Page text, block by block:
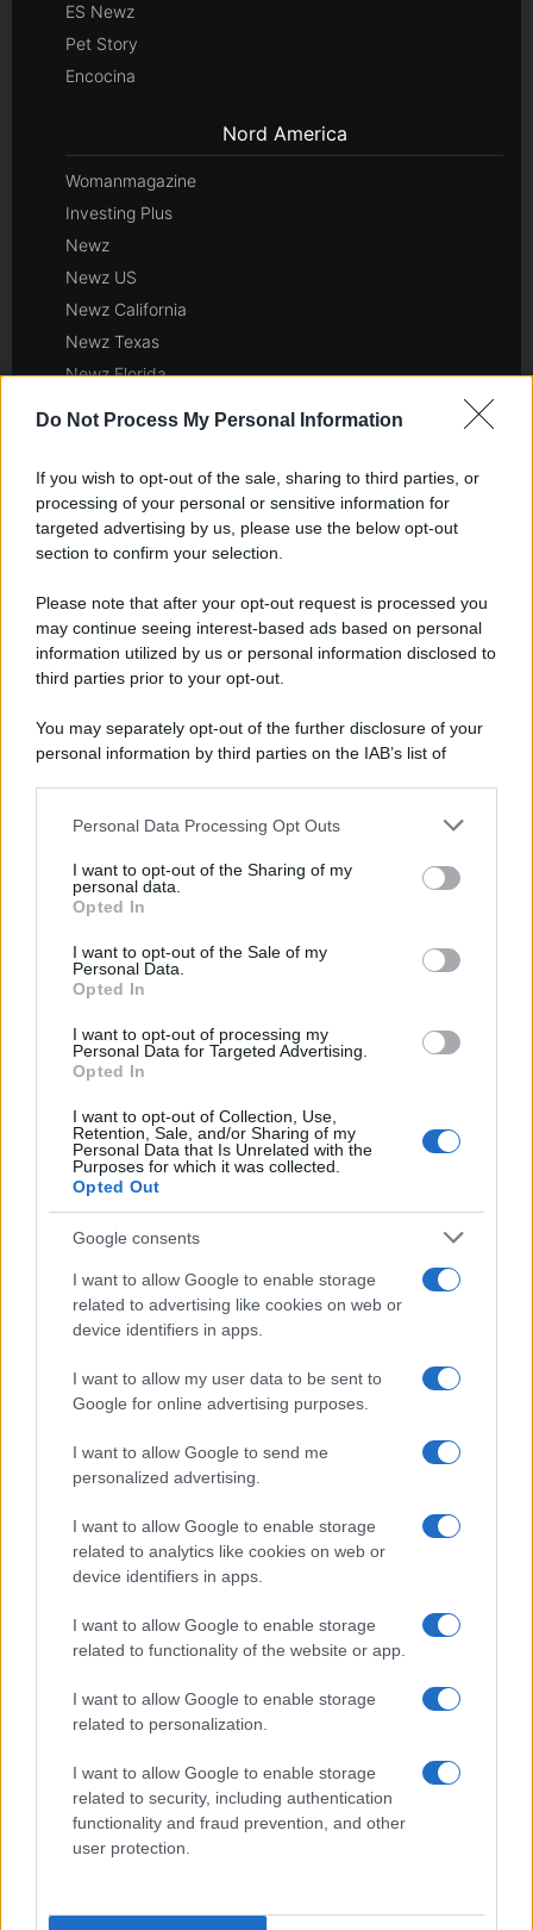
Do Not Process My Personal Information
If you wish to opt-out of the sale, sharing to third parties, or
processing of your personal or sensitive information for
targeted advertising by us, please use the below opt-out
section to confirm your selection.
Please note that after your opt-out request is processed you
may continue seeing interest-based ads based on personal
information utilized by us or personal information disclosed to
third parties prior to your opt-out.
You may separately opt-out of the further disclosure of your
personal information by third parties on the IAB’s list of
This information may also be disclosed by us to third parties
disclose it to other third parties.
Please note that this website/app uses one or more Google
services and may gather and store information including but
not limited to your visit or usage behaviour. You may click to
grant or deny consent to Google and its third-party tags to
consent section.
Personal Data Processing Opt Outs
I want to opt-out of the Sharing of my
personal data.
Opted In
I want to opt-out of the Sale of my
Personal Data.
Opted In
I want to opt-out of processing my
Personal Data for Targeted Advertising.
Opted In
I want to opt-out of Collection, Use,
Retention, Sale, and/or Sharing of my
Personal Data that Is Unrelated with the
Purposes for which it was collected.
Opted Out
Google consents
I want to allow Google to enable storage
related to advertising like cookies on web or
device identifiers in apps.
I want to allow my user data to be sent to
Google for online advertising purposes.
I want to allow Google to send me
personalized advertising.
I want to allow Google to enable storage
related to analytics like cookies on web or
device identifiers in apps.
I want to allow Google to enable storage
related to functionality of the website or app.
I want to allow Google to enable storage
related to personalization.
I want to allow Google to enable storage
related to security, including authentication
functionality and fraud prevention, and other
user protection.
ES Newz
Pet Story
Encocina
Nord America
Womanmagazine
Investing Plus
Newz
Newz US
Newz California
Newz Texas
Newz Florida
Newz Illinois
Newz Ohio
Gameland
Scoop Mag
Lgbtqia News
Motors Magazine 365
Home Magazine 365
Cineverse Magazine
SecondHomeMagazine
InvestirMag
Investieren24
UK
News Hub UK
Lgbtq News
Investeren 24
NL Newz